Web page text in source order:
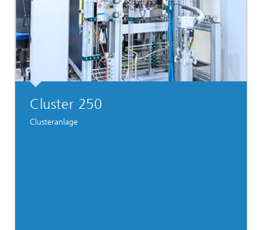
Cluster 250
Clusteranlage